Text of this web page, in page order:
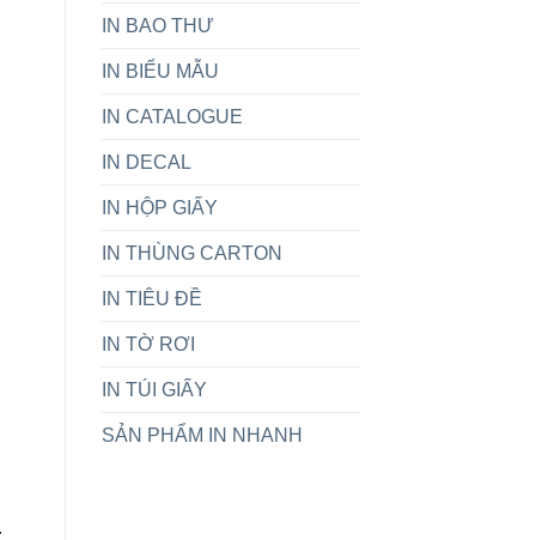
IN BAO THƯ
IN BIỂU MẪU
IN CATALOGUE
IN DECAL
IN HỘP GIẤY
IN THÙNG CARTON
IN TIÊU ĐỀ
IN TỜ RƠI
IN TÚI GIẤY
SẢN PHẨM IN NHANH